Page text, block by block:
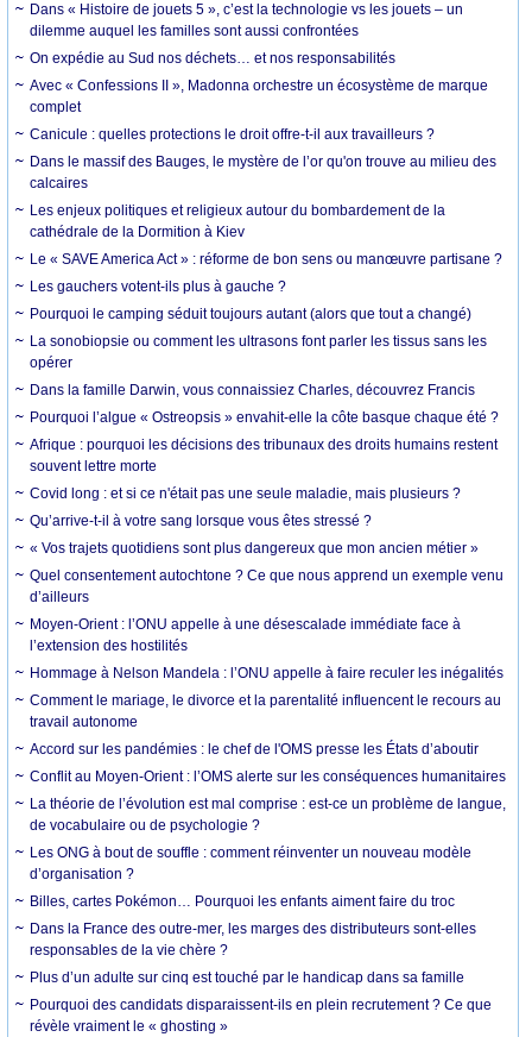
Dans « Histoire de jouets 5 », c’est la technologie vs les jouets – un
dilemme auquel les familles sont aussi confrontées
On expédie au Sud nos déchets… et nos responsabilités
Avec « Confessions II », Madonna orchestre un écosystème de marque
complet
Canicule : quelles protections le droit offre-t-il aux travailleurs ?
Dans le massif des Bauges, le mystère de l’or qu'on trouve au milieu des
calcaires
Les enjeux politiques et religieux autour du bombardement de la
cathédrale de la Dormition à Kiev
Le « SAVE America Act » : réforme de bon sens ou manœuvre partisane ?
Les gauchers votent-ils plus à gauche ?
Pourquoi le camping séduit toujours autant (alors que tout a changé)
La sonobiopsie ou comment les ultrasons font parler les tissus sans les
opérer
Dans la famille Darwin, vous connaissiez Charles, découvrez Francis
Pourquoi l’algue « Ostreopsis » envahit-elle la côte basque chaque été ?
Afrique : pourquoi les décisions des tribunaux des droits humains restent
souvent lettre morte
Covid long : et si ce n'était pas une seule maladie, mais plusieurs ?
Qu’arrive-t-il à votre sang lorsque vous êtes stressé ?
« Vos trajets quotidiens sont plus dangereux que mon ancien métier »
Quel consentement autochtone ? Ce que nous apprend un exemple venu
d’ailleurs
Moyen-Orient : l’ONU appelle à une désescalade immédiate face à
l’extension des hostilités
Hommage à Nelson Mandela : l’ONU appelle à faire reculer les inégalités
Comment le mariage, le divorce et la parentalité influencent le recours au
travail autonome
Accord sur les pandémies : le chef de l'OMS presse les États d’aboutir
Conflit au Moyen-Orient : l’OMS alerte sur les conséquences humanitaires
La théorie de l’évolution est mal comprise : est-ce un problème de langue,
de vocabulaire ou de psychologie ?
Les ONG à bout de souffle : comment réinventer un nouveau modèle
d’organisation ?
Billes, cartes Pokémon… Pourquoi les enfants aiment faire du troc
Dans la France des outre-mer, les marges des distributeurs sont-elles
responsables de la vie chère ?
Plus d’un adulte sur cinq est touché par le handicap dans sa famille
Pourquoi des candidats disparaissent-ils en plein recrutement ? Ce que
révèle vraiment le « ghosting »